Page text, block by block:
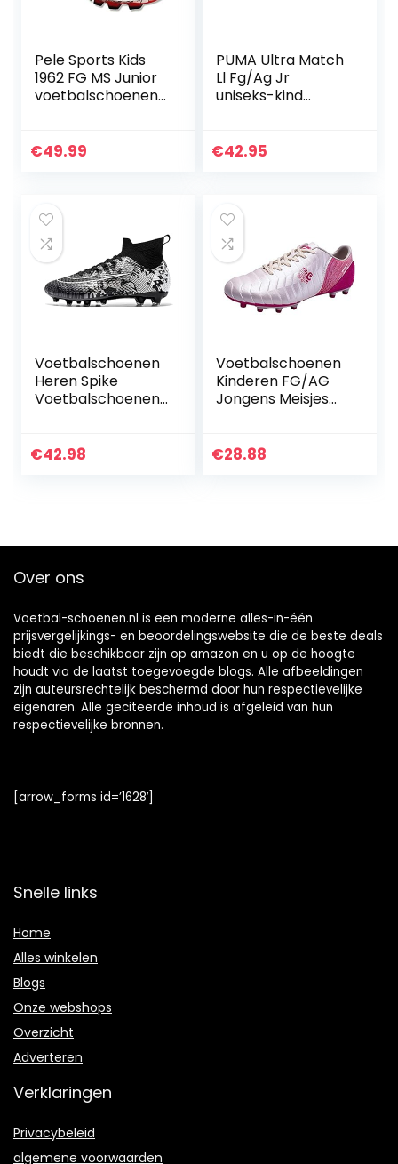
Pele Sports Kids
1962 FG MS Junior
voetbalschoenen
€49.99
PUMA Ultra Match
Ll Fg/Ag Jr
uniseks-kind
€42.95
Voetbalschoenen
Heren Spike
Voetbalschoenen
Voetbalwedstrijd
€42.98
Voetbalschoenen
Kinderen FG/AG
Jongens Meisjes
TF Soccer
€28.88
Over ons
Voetbal-schoenen.nl is een moderne alles-in-één
prijsvergelijkings- en beoordelingswebsite die de beste deals
biedt die beschikbaar zijn op amazon en u op de hoogte
houdt via de laatst toegevoegde blogs. Alle afbeeldingen
zijn auteursrechtelijk beschermd door hun respectievelijke
eigenaren. Alle geciteerde inhoud is afgeleid van hun
respectievelijke bronnen.
[arrow_forms id=’1628′]
Snelle links
Home
Alles winkelen
Blogs
Onze webshops
Overzicht
Adverteren
Verklaringen
Privacybeleid
algemene voorwaarden